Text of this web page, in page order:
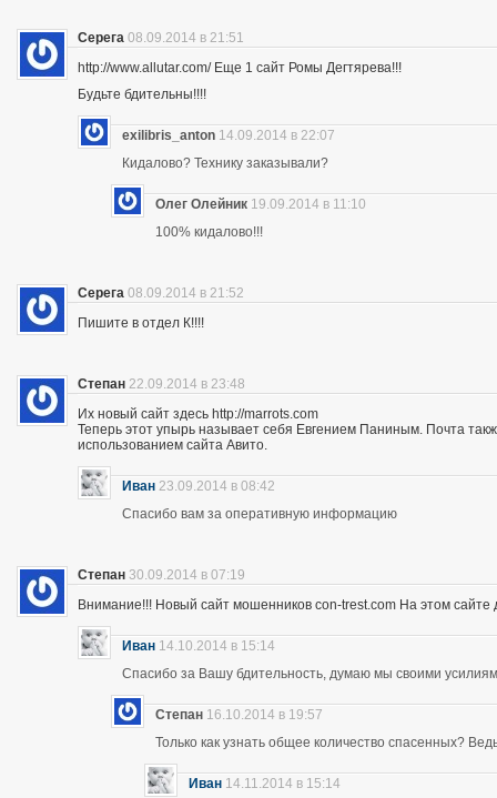
Серега 08.09.2014 в 21:51
http://www.allutar.com/ Еще 1 сайт Ромы Дегтярева!!!
Будьте бдительны!!!!
exilibris_anton 14.09.2014 в 22:07
Кидалово? Технику заказывали?
Олег Олейник 19.09.2014 в 11:10
100% кидалово!!!
Серега 08.09.2014 в 21:52
Пишите в отдел К!!!!
Степан 22.09.2014 в 23:48
Их новый сайт здесь http://marrots.com
Теперь этот упырь называет себя Евгением Паниным. Почта
использованием сайта Авито.
Иван 23.09.2014 в 08:42
Спасибо вам за оперативную информацию
Степан 30.09.2014 в 07:19
Внимание!!! Новый сайт мошенников con-trest.com На этом сайте
Иван 14.10.2014 в 15:14
Спасибо за Вашу бдительность, думаю мы своими
Степан 16.10.2014 в 19:57
Только как узнать общее количество спасенных?
Иван 14.11.2014 в 15:14